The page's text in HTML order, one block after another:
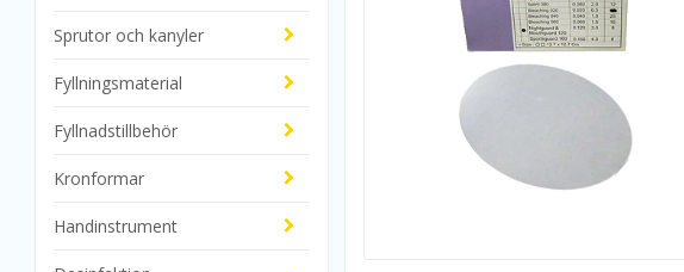
Sprutor och kanyler
Fyllningsmaterial
Fyllnadstillbehör
Kronformar
Handinstrument